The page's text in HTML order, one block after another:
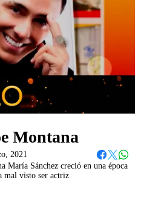
Montana
2021
Facebook
Twitter
María Sánchez creció en una época
mal visto ser actriz